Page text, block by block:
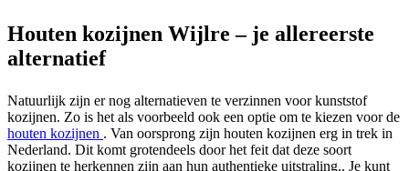
Houten kozijnen Wijlre – je allereerste
alternatief
Natuurlijk zijn er nog alternatieven te verzinnen voor kunststof
kozijnen. Zo is het als voorbeeld ook een optie om te kiezen voor de
houten kozijnen . Van oorsprong zijn houten kozijnen erg in trek in
Nederland. Dit komt grotendeels door het feit dat deze soort
kozijnen te herkennen zijn aan hun authentieke uitstraling.. Je kunt